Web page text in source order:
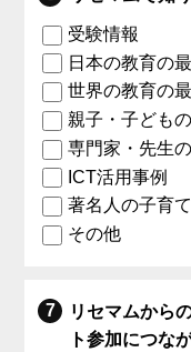
受験情報
日本の教育の
世界の教育の
親子・子ども
専門家・先生
ICT活用事例
著名人の子育
その他
リセマムから
ト参加につな